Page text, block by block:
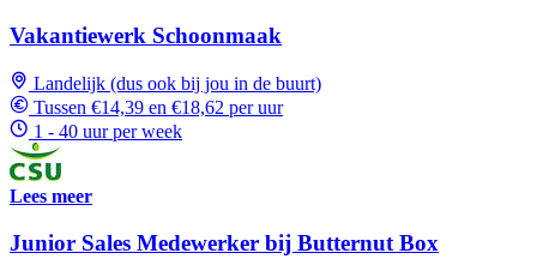
Vakantiewerk Schoonmaak
Landelijk (dus ook bij jou in de buurt)
Tussen €14,39 en €18,62 per uur
1 - 40 uur per week
Lees meer
Junior Sales Medewerker bij Butternut Box